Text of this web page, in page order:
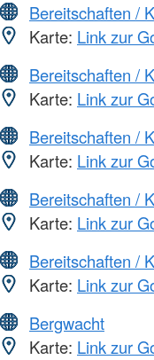
Bereitschaften /
Karte: Link zur
Bereitschaften /
Karte: Link zur
Bereitschaften /
Karte: Link zur
Bereitschaften /
Karte: Link zur
Bereitschaften /
Karte: Link zur
Bergwacht
Karte: Link zur